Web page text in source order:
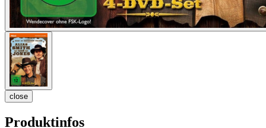
close
Produktinfos